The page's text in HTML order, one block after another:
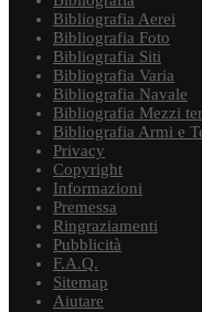
Bibliografia Aerei
Bibliografia Foto
Bibliografia Siti
Bibliografia Varia
Bibliografia Navale
Bibliografia Mezzi
Bibliografia Armi e
Privacy
Copyright
Informazioni
Premessa
Ringraziamenti
Pubblicità
F.A.Q.
Sitemap
Aiutare